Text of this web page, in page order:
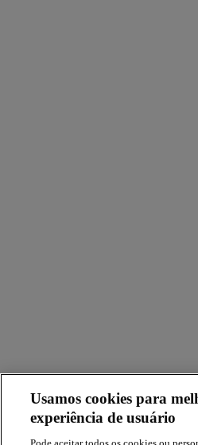
Usamos cookies para
experiência de usuário